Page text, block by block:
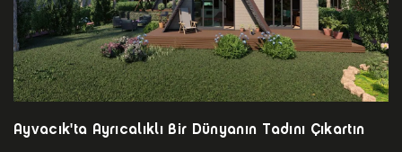
Ayvacık'ta Ayrıcalıklı Bir Dünyanın Tadını Çıkartın